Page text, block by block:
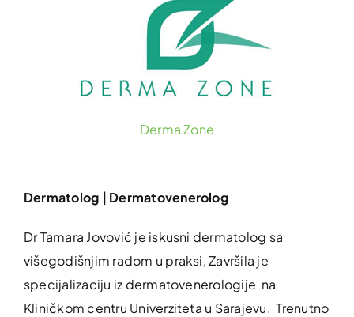
Derma Zone
Dermatolog | Dermatovenerolog
Dr Tamara Jovović je iskusni dermatolog sa
višegodišnjim radom u praksi, Završila je
specijalizaciju iz dermatovenerologije na
Kliničkom centru Univerziteta u Sarajevu. Trenutno